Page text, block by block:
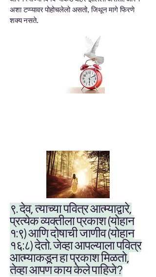
अशा टप्प्यावर पोहोचलेलो असतो, जिथून मागे फिरणे
शक्य नसते.
९. देव, त्याच्या पवित्र आत्म्याद्वारे,
प्रत्येक व्यक्तीला प्रकाश (योहान
१:९) आणि दोषाची जाणीव (योहान
१६:८) देतो. जेव्हा आपल्याला पवित्र
आत्म्याकडून हा प्रकाश मिळतो,
तेव्हा आपण काय केले पाहिजे?